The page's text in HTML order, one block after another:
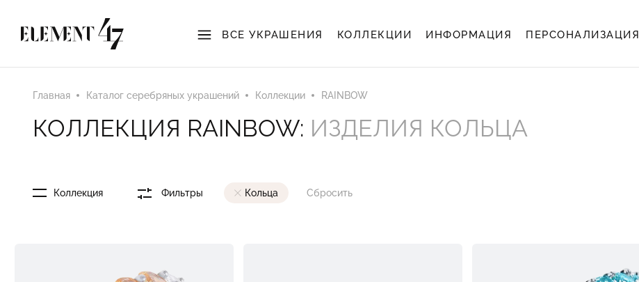
ВСЕ УКРАШЕНИЯ КОЛЛЕКЦИИ ИНФОРМАЦИЯ ПЕРСОНАЛИЗАЦИЯ
Главная Каталог серебряных украшений Коллекции RAINBOW
КОЛЛЕКЦИЯ RAINBOW: ИЗДЕЛИЯ КОЛЬЦА
Коллекция Фильтры Кольца Сбросить